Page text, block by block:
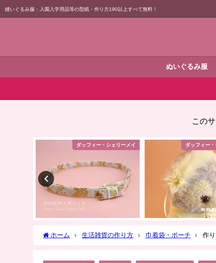
縫いぐるみ服・入園入学用品等の型紙・作り方190以上すべて無料！
ぬいぐるみ服
この
ダッフィー・シェリーメイ ダッフィー
ホーム 生活雑貨の作り方 巾着袋・ポーチ 作